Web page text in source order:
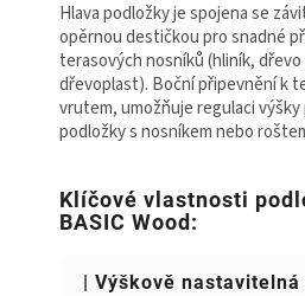
Hlava podložky je spojena se
opěrnou destičkou pro snadné
terasových nosníků (hliník, dřevo
dřevoplast). Boční připevnění k
vrutem, umožňuje regulaci
podložky s nosníkem nebo
Klíčové vlastnosti
BASIC Wood:
| Výškově nastavitelná |